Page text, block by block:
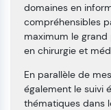
domaines en
compréhensibles
maximum le
en chirurgie et
En parallèle de
également le suivi
thématiques dans